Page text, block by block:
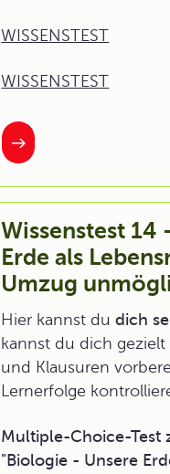
WISSENSTEST
WISSENSTEST
Wissenstest 14
Erde als
Umzug
Hier kannst dudich
kannst du dich
und Klausuren
Lernerfolge
Multiple-Choice-Test
"Biologie - Unsere